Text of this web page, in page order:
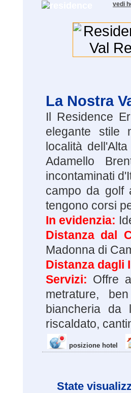
vedi
La Nostra
Il Residence
elegante stile
località
Adamello
incontaminati
campo da golf
tengono corsi
In evidenzia:
Distanza dal
Madonna di
Distanza dagli
Servizi: Offre
metrature,
biancheria da
riscaldato,
posizione hotel
State